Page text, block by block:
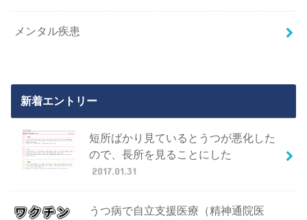
メンタル疾患
新着エントリー
短所ばかり見ているとうつが悪化した
ので、長所を見ることにした
2017.01.31
うつ病で自立支援医療（精神通院医